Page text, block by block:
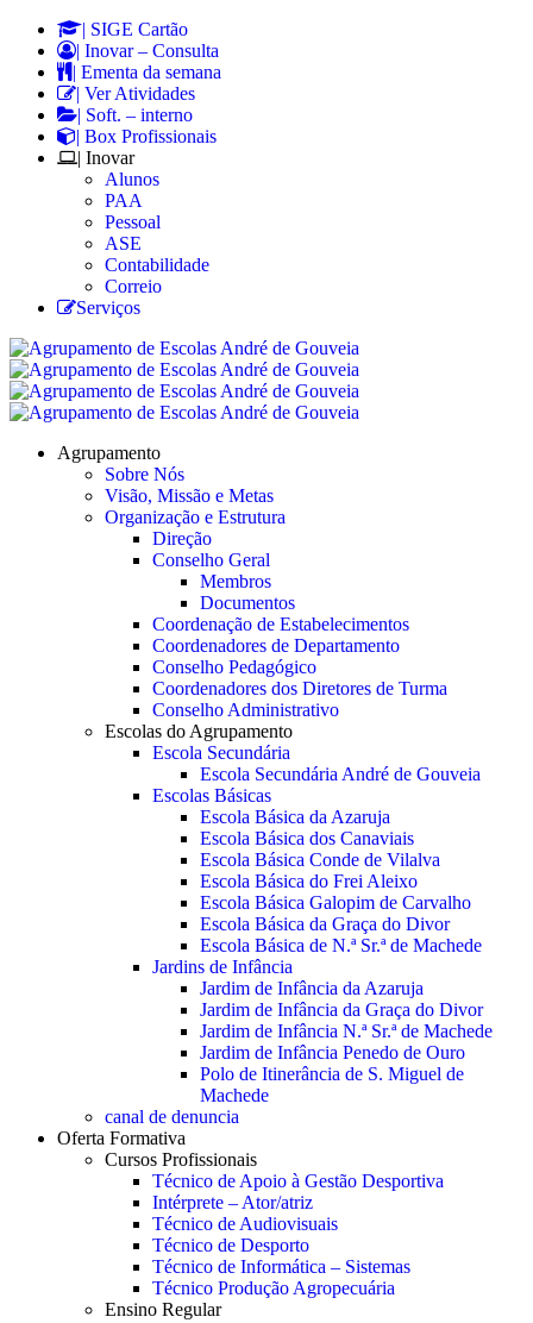
| SIGE Cartão
| Inovar – Consulta
| Ementa da semana
| Ver Atividades
| Soft. – interno
| Box Profissionais
| Inovar
Alunos
PAA
Pessoal
ASE
Contabilidade
Correio
Serviços
Agrupamento
Sobre Nós
Visão, Missão e Metas
Organização e Estrutura
Direção
Conselho Geral
Membros
Documentos
Coordenação de Estabelecimentos
Coordenadores de Departamento
Conselho Pedagógico
Coordenadores dos Diretores de Turma
Conselho Administrativo
Escolas do Agrupamento
Escola Secundária
Escola Secundária André de Gouveia
Escolas Básicas
Escola Básica da Azaruja
Escola Básica dos Canaviais
Escola Básica Conde de Vilalva
Escola Básica do Frei Aleixo
Escola Básica Galopim de Carvalho
Escola Básica da Graça do Divor
Escola Básica de N.ª Sr.ª de Machede
Jardins de Infância
Jardim de Infância da Azaruja
Jardim de Infância da Graça do Divor
Jardim de Infância N.ª Sr.ª de Machede
Jardim de Infância Penedo de Ouro
Polo de Itinerância de S. Miguel de
Machede
canal de denuncia
Oferta Formativa
Cursos Profissionais
Técnico de Apoio à Gestão Desportiva
Intérprete – Ator/atriz
Técnico de Audiovisuais
Técnico de Desporto
Técnico de Informática – Sistemas
Técnico Produção Agropecuária
Ensino Regular